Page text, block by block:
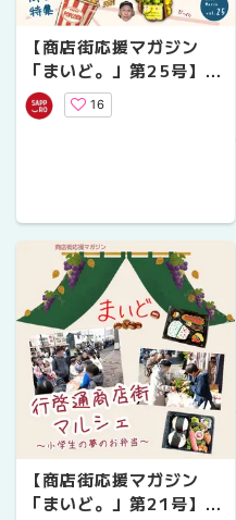
【商店街応援マガジン
「まいど。」第25号】第
１回商店街POPコンテス
ト特集
16
【商店街応援マガジン
「まいど。」第21号】行